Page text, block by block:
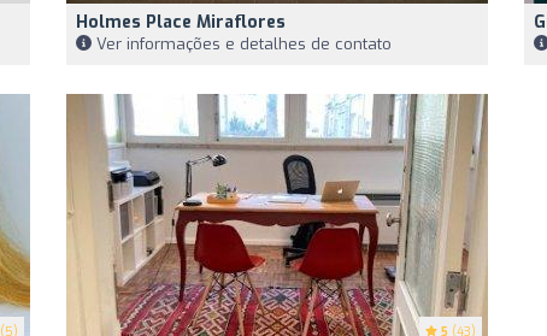
Holmes Place Miraflores
Ver informações e detalhes de contato
(5) 5 (43)